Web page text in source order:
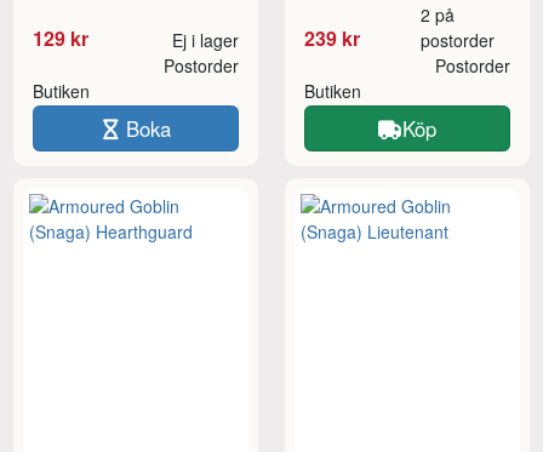
129 kr Ej i lager
Butiken
Postorder
Boka
239 kr
2 på
postorder
Butiken
Postorder
Köp